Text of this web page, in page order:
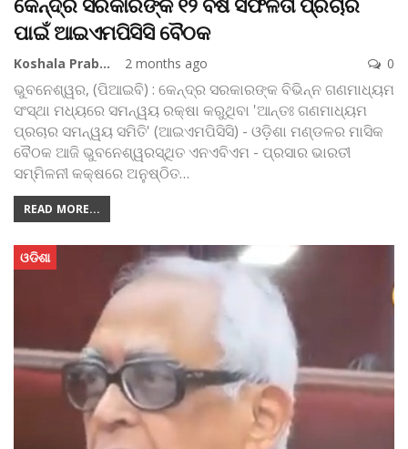
ପାଇଁ ଆଇଏମପିସିସି ବୈଠକ
Koshala Prabaha 2 months ago 0
ଭୁବନେଶ୍ୱର, (ପିଆଇବି) : କେନ୍ଦ୍ର ସରକାରଙ୍କ ବିଭିନ୍ନ ଗଣମାଧ୍ୟମ
ସଂସ୍ଥା ମଧ୍ୟରେ ସମନ୍ୱୟ ରକ୍ଷା କରୁଥିବା 'ଆନ୍ତଃ ଗଣମାଧ୍ୟମ
ପ୍ରଚାର ସମନ୍ୱୟ ସମିତି' (ଆଇଏମପିସିସି) - ଓଡ଼ିଶା ମଣ୍ଡଳର ମାସିକ
ବୈଠକ ଆଜି ଭୁବନେଶ୍ୱରସ୍ଥିତ ଏନଏବିଏମ - ପ୍ରସାର ଭାରତୀ
ସମ୍ମିଳନୀ କକ୍ଷରେ ଅନୁଷ୍ଠିତ…
READ MORE...
ଓଡିଶା